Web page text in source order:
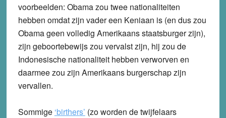
voorbeelden: Obama zou twee nationaliteiten
hebben omdat zijn vader een Keniaan is (en dus zou
Obama geen volledig Amerikaans staatsburger zijn),
zijn geboortebewijs zou vervalst zijn, hij zou de
Indonesische nationaliteit hebben verworven en
daarmee zou zijn Amerikaans burgerschap zijn
vervallen.
Sommige ‘birthers’ (zo worden de twijfelaars